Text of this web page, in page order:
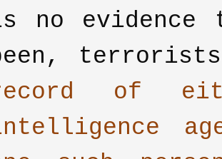
no evidence
of